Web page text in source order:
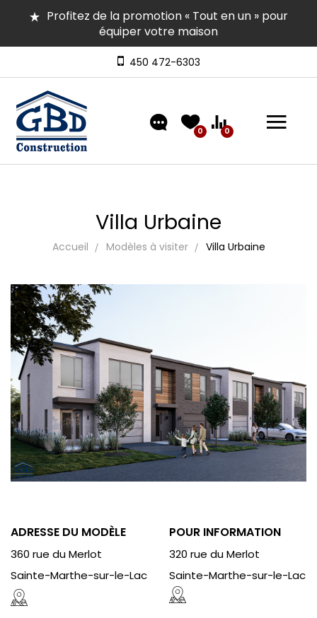
Profitez de la promotion « Tout en un » pour
équiper votre maison
Plusieurs maisons en inventaire pour occupation
rapide | Venez les visiter
Découvrez nos modèles comprenant un
aménagement extérieur de type « clé en main »
450 472-6303
0 0
Villa Urbaine
Accueil Modèles à visiter Villa Urbaine
ADRESSE DU MODÈLE
360 rue du Merlot
Sainte-Marthe-sur-le-Lac
POUR INFORMATION
320 rue du Merlot
Sainte-Marthe-sur-le-Lac